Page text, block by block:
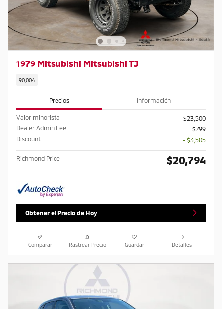
1979 Mitsubishi Mitsubishi TJ
90,004
Precios Información
Valor minorista
$23,500
Dealer Admin Fee
$799
Discount
- $3,505
Richmond Price $20,794
Obtener el Precio de Hoy
Comparar Rastrear Precio Guardar Detalles